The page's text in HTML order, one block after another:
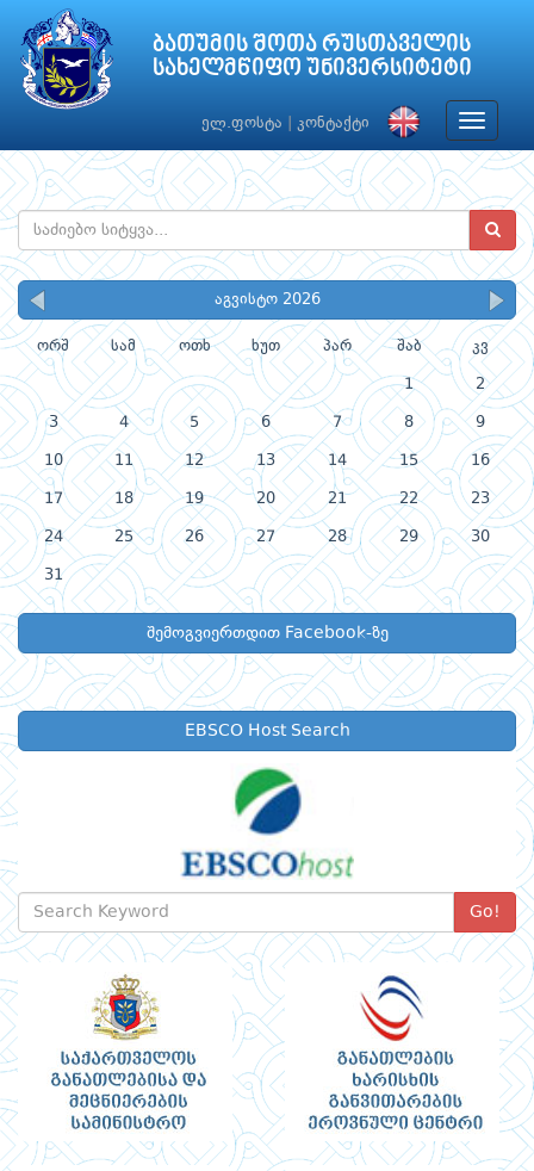
ბათუმის შოთა რუსთაველის
სახელმწიფო უნივერსიტეტი
ელ.ფოსტა კონტაქტი
Toggle
აგვისტო 2026
ორშ სამ ოთხ ხუთ პარ შაბ კვ
1 2
3 4 5 6 7 8 9
10 11 12 13 14 15 16
17 18 19 20 21 22 23
24 25 26 27 28 29 30
31
შემოგვიერთდით Facebook-ზე
EBSCO Host Search
Go!